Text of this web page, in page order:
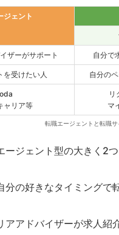
ジェント
ザーがサポート 自分で
を受けたい人 自分の
ャリア等
リ
マ
転職エージェントと転職
ジェント型の大きく2つ
の好きなタイミングで
アドバイザーが求人